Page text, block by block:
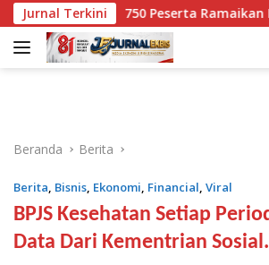
Langsung
ke
konten
Jurnal Terkini
750 Peserta Ramaikan Fun Walk
Beranda Berita
Berita, Bisnis, Ekonomi, Financial, Viral
BPJS Kesehatan Setiap
Data Dari Kementrian Sosial.